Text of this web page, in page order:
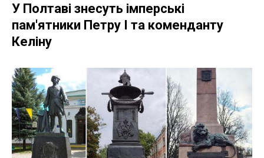
У Полтаві знесуть імперські
пам'ятники Петру І та коменданту
Келіну